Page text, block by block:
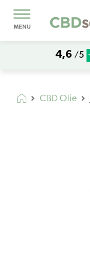
4,6 /5
CBD Olie